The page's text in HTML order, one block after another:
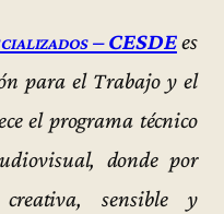
– CESDEes
para el Trabajo y el
el programa técnico
donde por
sensible y